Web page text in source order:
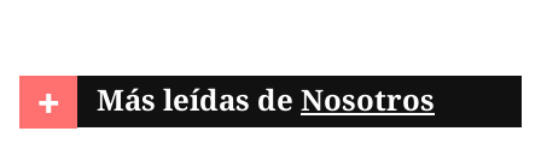
+ Más leídas de Nosotros